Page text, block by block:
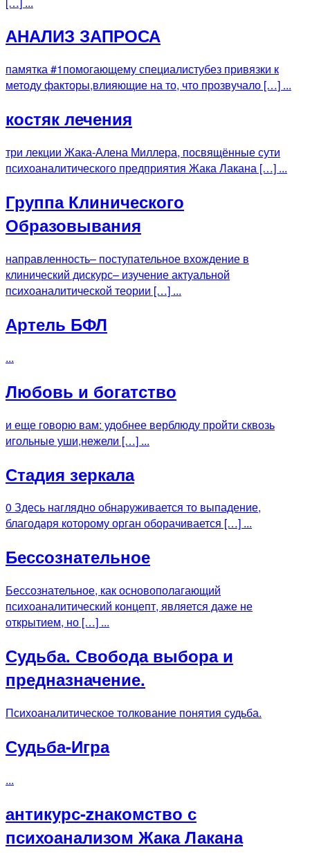
АНАЛИЗ ЗАПРОСА
памятка #1помогающему специалистубез привязки к
методу факторы,влияющие на то, что прозвучало […] ...
костяк лечения
три лекции Жака-Алена Миллера, посвящённые сути
психоаналитического предприятия Жака Лакана […] ...
Группа Клинического
Образовывания
направленность– поступательное вхождение в
клинический дискурс– изучение актуальной
психоаналитической теории […] ...
Артель БФЛ
...
Любовь и богатство
и еще говорю вам: удобнее верблюду пройти сквозь
игольные уши,нежели […] ...
Стадия зеркала
0 Здесь наглядно обнаруживается то выпадение,
благодаря которому орган оборачивается […] ...
Бессознательное
Бессознательное, как основополагающий
психоаналитический концепт, является даже не
открытием, но […] ...
Судьба. Свобода выбора и
предназначение.
Психоаналитическое толкование понятия судьба.
Судьба-Игра
...
антикурс-zнакомство с
психоанализом Жака Лакана